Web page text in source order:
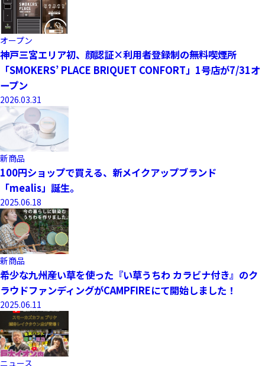
オープン
神戸三宮エリア初、顔認証×利用者登録制の無料喫煙所
「SMOKERS’ PLACE BRIQUET CONFORT」1号店が7/31オ
ープン
2026.03.31
新商品
100円ショップで買える、新メイクアップブランド
「mealis」誕生。
2025.06.18
新商品
希少な九州産い草を使った『い草うちわ カラビナ付き』のク
ラウドファンディングがCAMPFIREにて開始しました！
2025.06.11
ニュース